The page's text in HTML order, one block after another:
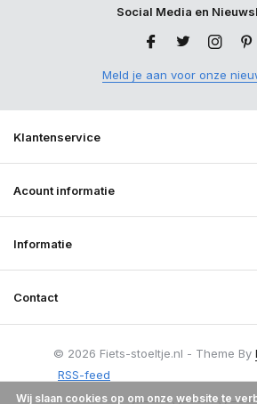
Social Media en
Meld je aan voor onze
Klantenservice
Acount informatie
Informatie
Contact
© 2026 Fiets-stoeltje.nl - Theme By
RSS-feed
Wij slaan cookies op om onze website te